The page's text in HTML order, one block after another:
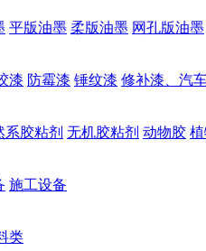
平版油墨 柔版油墨 网孔版油墨
漆 防霉漆 锤纹漆 修补漆、汽
系胶粘剂 无机胶粘剂 动物胶
施工设备
类